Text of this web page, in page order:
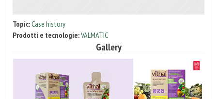
Topic:Case history
Prodotti e tecnologie:VALMATIC
Gallery